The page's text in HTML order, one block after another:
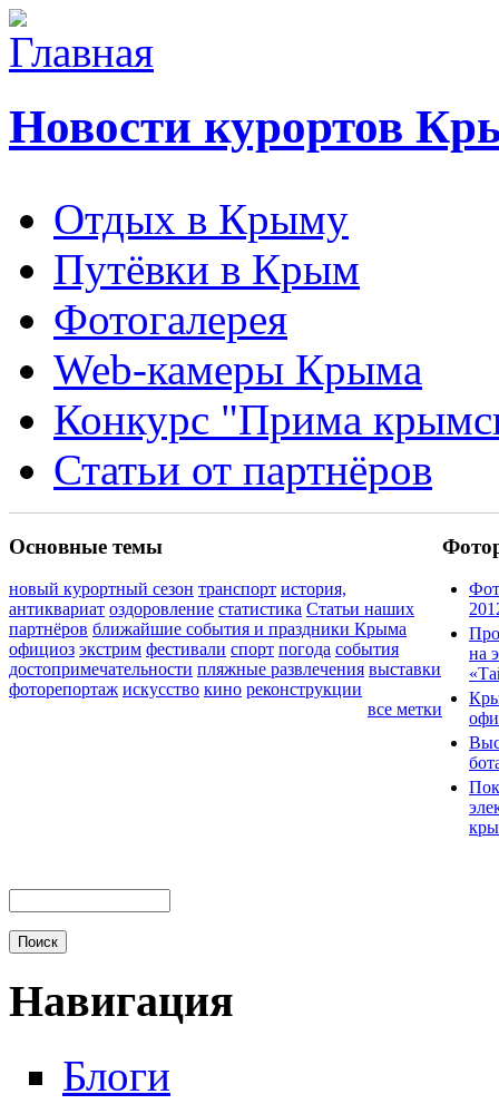
Новости курортов
Отдых в Крыму
Путёвки в Крым
Фотогалерея
Web-камеры Крыма
Конкурс "Прима
Статьи от партнёров
Основные темы
новый курортный сезон транспорт история,
антиквариат оздоровление статистика Статьи наших
партнёров ближайшие события и праздники Крыма
официоз экстрим фестивали спорт погода события
достопримечательности пляжные развлечения выставки
фоторепортаж искусство кино реконструкции
все метки
на
Навигация
Блоги